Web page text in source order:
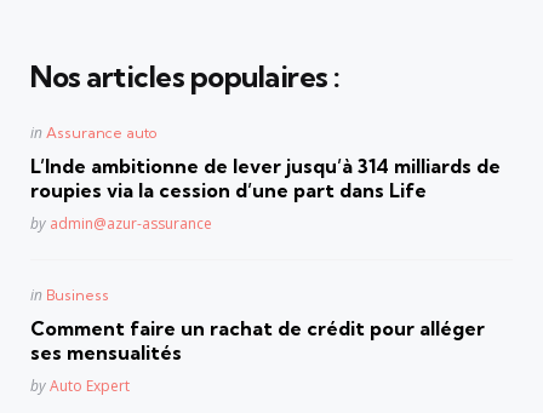
Nos articles populaires :
Posted
in Assurance auto
L’Inde ambitionne de lever jusqu’à 314 milliards de
roupies via la cession d’une part dans Life
Posted
by admin@azur-assurance
Posted
in Business
Comment faire un rachat de crédit pour alléger
ses mensualités
Posted
byAuto Expert